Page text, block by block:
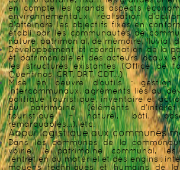
en compte les grands aspects
environnementaux, réalisation
d’atteindre les objectifs fixés en
établi par les communautés de
nature, patrimonial, de mémoire, fluvial,
Développement et coordination de la
et patrimoniale et des acteurs locaux
les structures existantes (Office de
Quentinos, CRT, DRT, CDT…)
Mise en oeuvre d’outils :
intercommunaux, agréments liés au
politique touristique, inventaire et
du patrimoine (éléments
touristique – naturel, bâti,
remarquables…), etc.
Appui logistique aux communes
Dans les communes de la
voirie, le patrimoine communal, les
l’entretien du matériel et des engins :
moyens techniques et humains de